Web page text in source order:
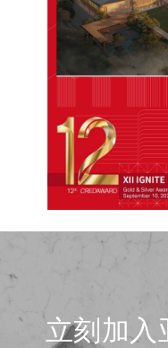
立刻加入